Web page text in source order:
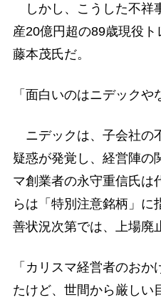
しかし、こうした不祥
産20億円超の89歳現役ト
藤本茂氏だ。
「面白いのはニデックや
ニデックは、子会社の
疑惑が発覚し、経営陣の
マ創業者の永守重信氏は
らは「特別注意銘柄」に
善状況次第では、上場廃
「カリスマ経営者のお
たけど、世間から厳しい